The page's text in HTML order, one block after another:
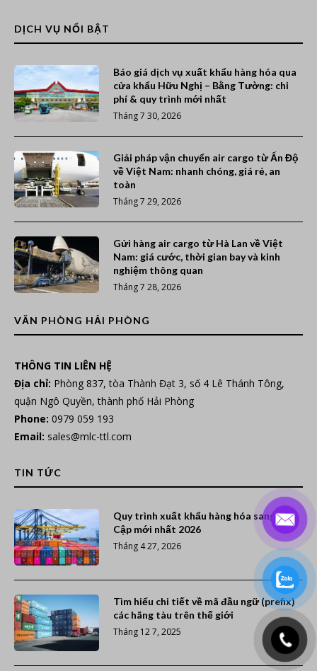
DỊCH VỤ NỔI BẬT
Báo giá dịch vụ xuất khẩu hàng hóa qua
cửa khẩu Hữu Nghị – Bằng Tường: chi
phí & quy trình mới nhất
Tháng 7 30, 2026
Giải pháp vận chuyển air cargo từ Ấn Độ
về Việt Nam: nhanh chóng, giá rẻ, an
toàn
Tháng 7 29, 2026
Gửi hàng air cargo từ Hà Lan về Việt
Nam: giá cước, thời gian bay và kinh
nghiệm thông quan
Tháng 7 28, 2026
VĂN PHÒNG HẢI PHÒNG
THÔNG TIN LIÊN HỆ
Địa chỉ: Phòng 837, tòa Thành Đạt 3, số 4 Lê Thánh Tông,
quận Ngô Quyền, thành phố Hải Phòng
Phone: 0979 059 193
Email: sales@mlc-ttl.com
TIN TỨC
Quy trình xuất khẩu hàng hóa sang Ai
Cập mới nhất 2026
Tháng 4 27, 2026
Tìm hiểu chi tiết về mã đầu ngữ (prefix)
các hãng tàu trên thế giới
Tháng 12 7, 2025